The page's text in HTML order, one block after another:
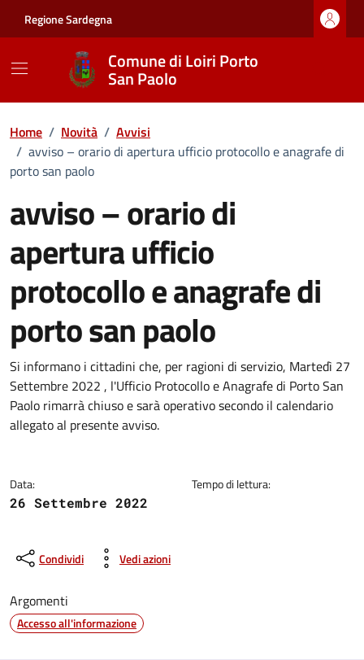
Regione Sardegna
Comune di Loiri Porto
San Paolo
Home / Novità / Avvisi
/ avviso – orario di apertura ufficio protocollo e anagrafe di
porto san paolo
avviso – orario di
apertura ufficio
protocollo e anagrafe di
porto san paolo
Dettagli della notizia
Si informano i cittadini che, per ragioni di servizio, Martedì 27
Settembre 2022 , l'Ufficio Protocollo e Anagrafe di Porto San
Paolo rimarrà chiuso e sarà operativo secondo il calendario
allegato al presente avviso.
Data:
26 Settembre 2022
Tempo di lettura:
Condividi Vedi azioni
Argomenti
Accesso all'informazione